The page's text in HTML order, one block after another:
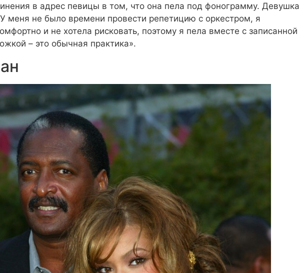
в адрес певицы в том, что она пела под фонограмму. Девушка
меня не было времени провести репетицию с оркестром, я
и не хотела рисковать, поэтому я пела вместе с записанной
– это обычная практика».